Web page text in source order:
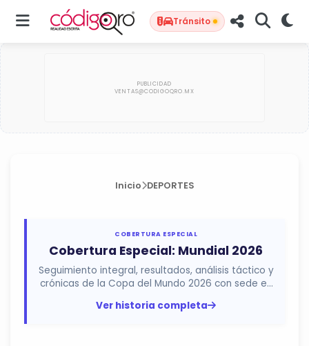
Tránsito
Inicio DEPORTES
COBERTURA ESPECIAL
Cobertura Especial: Mundial 2026
Seguimiento integral, resultados, análisis táctico y
crónicas de la Copa del Mundo 2026 con sede en
Ver historia completa